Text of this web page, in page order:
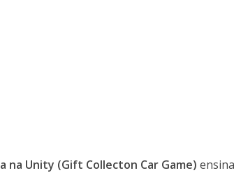
na Unity (Gift Collecton Car Game)ensina